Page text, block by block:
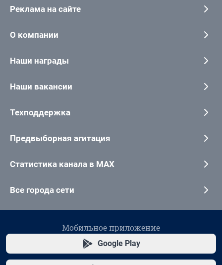
Реклама на сайте
О компании
Наши награды
Наши вакансии
Техподдержка
Предвыборная агитация
Статистика канала в MAX
Все города сети
Мобильное приложение
Google Play